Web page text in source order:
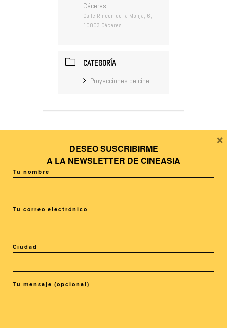
Cáceres
Calle Rincón de la Monja, 6,
10003 Cáceres
CATEGORÍA
Proyecciones de cine
El evento está terminado.
DESEO SUSCRIBIRME
A LA NEWSLETTER DE CINEASIA
Tu nombre
Tu correo electrónico
Ciudad
Tu mensaje (opcional)
×